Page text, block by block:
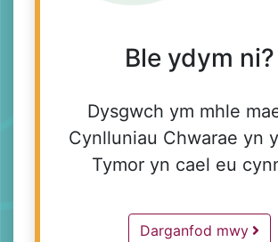
Ble ydym ni?
Dysgwch ym mhle
Cynlluniau Chwarae yn
Tymor yn cael eu
About Us -
Darganfod mwy